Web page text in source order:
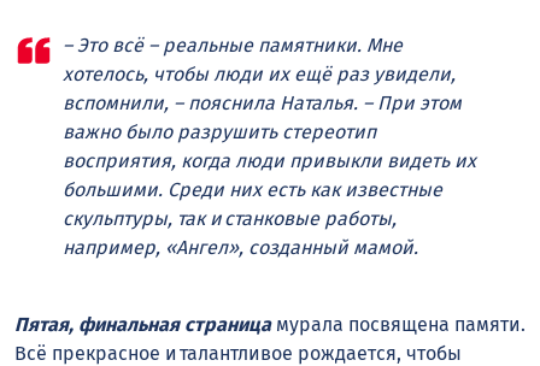
– Это всё – реальные памятники. Мне
хотелось, чтобы люди их ещё раз увидели,
вспомнили, – пояснила Наталья. – При этом
важно было разрушить стереотип
восприятия, когда люди привыкли видеть их
большими. Среди них есть как известные
скульптуры, так и станковые работы,
например, «Ангел», созданный мамой.
Пятая, финальная страницамурала посвящена памяти.
Всё прекрасное и талантливое рождается, чтобы